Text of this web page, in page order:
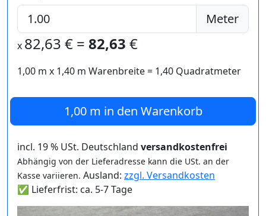
Meter
x 82,63 € = 82,63 €
1,00 m x 1,40 m Warenbreite = 1,40 Quadratmeter
1,00 m in den Warenkorb
incl. 19 % USt. Deutschland versandkostenfrei
Abhängig von der Lieferadresse kann die USt. an der
Kasse variieren. Ausland: zzgl. Versandkosten
✅ Lieferfrist: ca. 5-7 Tage